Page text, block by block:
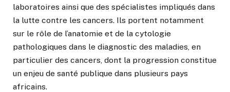
laboratoires ainsi que des spécialistes impliqués dans
la lutte contre les cancers. Ils portent notamment
sur le rôle de l’anatomie et de la cytologie
pathologiques dans le diagnostic des maladies, en
particulier des cancers, dont la progression constitue
un enjeu de santé publique dans plusieurs pays
africains.